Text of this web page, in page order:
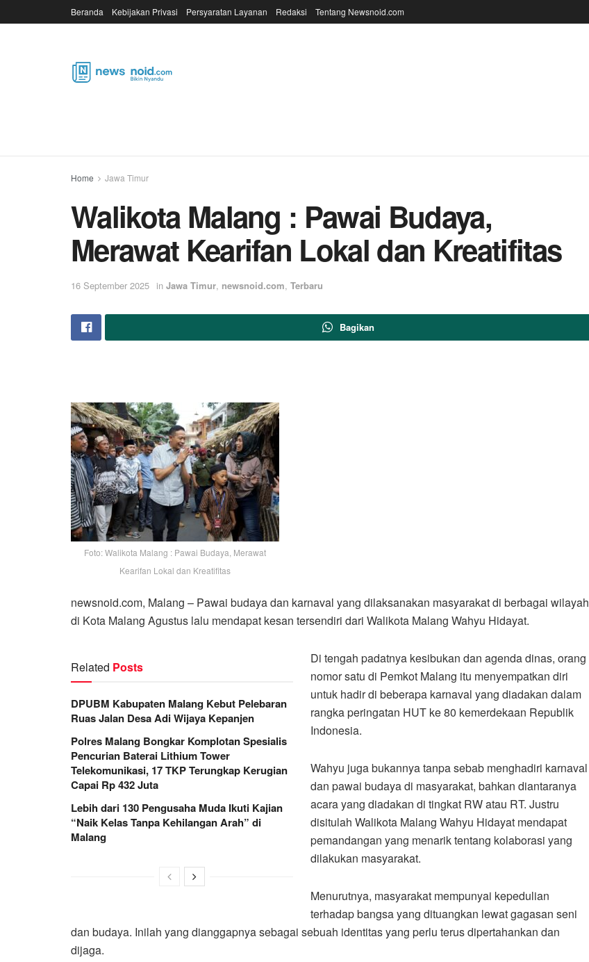
Beranda Kebijakan Privasi Persyaratan Layanan Redaksi Tentang Newsnoid.com
Home Jawa Timur
Walikota Malang : Pawai Budaya,
Merawat Kearifan Lokal dan Kreatifitas
16 September 2025 in Jawa Timur, newsnoid.com, Terbaru
Bagikan
Foto: Walikota Malang : Pawai Budaya, Merawat
Kearifan Lokal dan Kreatifitas
newsnoid.com, Malang – Pawai budaya dan karnaval yang dilaksanakan masyarakat di berbagai wilayah
di Kota Malang Agustus lalu mendapat kesan tersendiri dari Walikota Malang Wahyu Hidayat.
Related Posts
DPUBM Kabupaten Malang Kebut Pelebaran
Ruas Jalan Desa Adi Wijaya Kepanjen
Polres Malang Bongkar Komplotan Spesialis
Pencurian Baterai Lithium Tower
Telekomunikasi, 17 TKP Terungkap Kerugian
Capai Rp 432 Juta
Lebih dari 130 Pengusaha Muda Ikuti Kajian
“Naik Kelas Tanpa Kehilangan Arah” di
Malang
Di tengah padatnya kesibukan dan agenda dinas, orang
nomor satu di Pemkot Malang itu menyempatkan diri
untuk hadir di beberapa karnaval yang diadakan dalam
rangka peringatan HUT ke 80 kemerdekaan Republik
Indonesia.
Wahyu juga bukannya tanpa sebab menghadiri karnaval
dan pawai budaya di masyarakat, bahkan diantaranya
acara yang diadakan di tingkat RW atau RT. Justru
disitulah Walikota Malang Wahyu Hidayat mendapat
pemandangan yang menarik tentang kolaborasi yang
dilakukan masyarakat.
Menurutnya, masyarakat mempunyai kepedulian
terhadap bangsa yang dituangkan lewat gagasan seni
dan budaya. Inilah yang dianggapnya sebagai sebuah identitas yang perlu terus dipertahankan dan
dijaga.